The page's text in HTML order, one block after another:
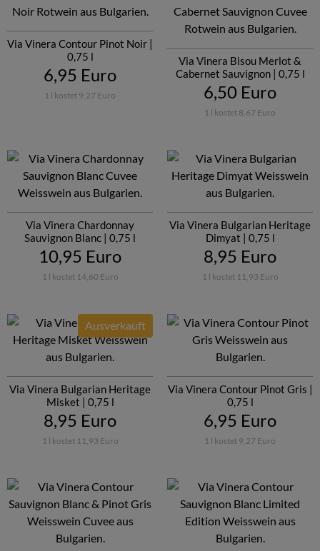
Via Vinera Contour Pinot Noir |
0,75 l
6,95 Euro
1 l kostet 9,27 Euro
Via Vinera Bisou Merlot &
Cabernet Sauvignon | 0,75 l
6,50 Euro
1 l kostet 8,67 Euro
Via Vinera Chardonnay
Sauvignon Blanc | 0,75 l
10,95 Euro
1 l kostet 14,60 Euro
Via Vinera Bulgarian Heritage
Dimyat | 0,75 l
8,95 Euro
1 l kostet 11,93 Euro
Via Vinera Bulgarian Heritage
Misket | 0,75 l
Ausverkauft
8,95 Euro
1 l kostet 11,93 Euro
Via Vinera Contour Pinot Gris |
0,75 l
6,95 Euro
1 l kostet 9,27 Euro